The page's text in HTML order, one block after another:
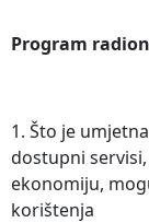
Program
1. Što je
dostupni
ekonomiju,
korištenja